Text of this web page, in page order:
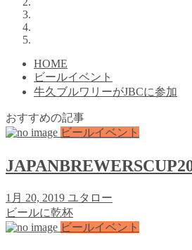
HOME
ビールイベント
牛久ブルワリーがJBCに参加
おすすめの記事
ビールイベント
1月 20, 2019 ユタロー
ビールに乾杯
ビールイベント